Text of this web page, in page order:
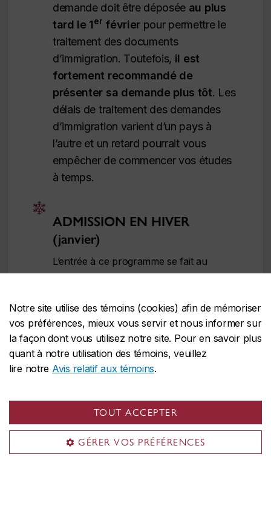
Notre site utilise des témoins (cookies) afin de mémoriser
vos préférences, mieux vous servir et nous informer sur
la façon dont vous utilisez notre site. Pour en savoir plus
quant à notre utilisation des témoins, veuillez
lire notre Avis relatif aux témoins.
TOUT ACCEPTER
GÉRER VOS PRÉFÉRENCES
demande doit être déposée au plus
tard le 1er février pour permettre le
traitement des documents
d’immigration. Toutefois, il est
fortement recommandé de
présenter sa demande plus tôt. Les
délais de traitement des demandes
d’immigration varient d’un pays à
l’autre et un retard pourrait vous
empêcher de commencer vos études
à temps.
ADMISSION EN HIVER
(janvier)
L’entrée à ce programme se fait au
L’Université Concordia se réserve le droit
de cesser l’admission à un programme à
tout moment après la date limite officielle,
et ce, sans préavis.